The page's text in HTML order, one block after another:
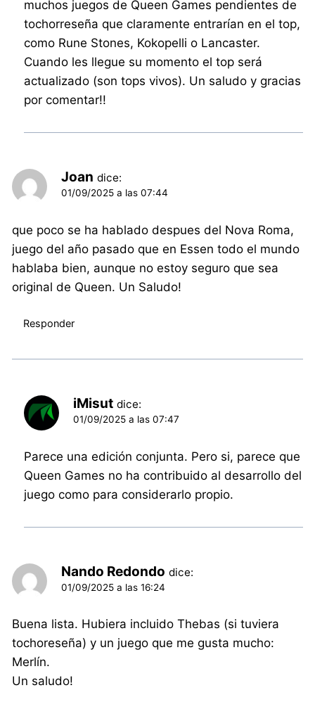
muchos juegos de Queen Games pendientes de
tochorreseña que claramente entrarían en el top,
como Rune Stones, Kokopelli o Lancaster.
Cuando les llegue su momento el top será
actualizado (son tops vivos). Un saludo y gracias
por comentar!!
Joan dice:
01/09/2025 a las 07:44
que poco se ha hablado despues del Nova Roma,
juego del año pasado que en Essen todo el mundo
hablaba bien, aunque no estoy seguro que sea
original de Queen. Un Saludo!
Responder
iMisut dice:
01/09/2025 a las 07:47
Parece una edición conjunta. Pero si, parece que
Queen Games no ha contribuido al desarrollo del
juego como para considerarlo propio.
Nando Redondo dice:
01/09/2025 a las 16:24
Buena lista. Hubiera incluido Thebas (si tuviera
tochoreseña) y un juego que me gusta mucho:
Merlín.
Un saludo!